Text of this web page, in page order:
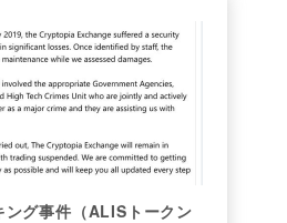
グ事件（ALISトークン